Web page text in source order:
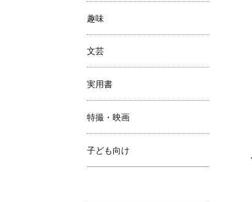
趣味
文芸
実用書
特撮・映画
子ども向け